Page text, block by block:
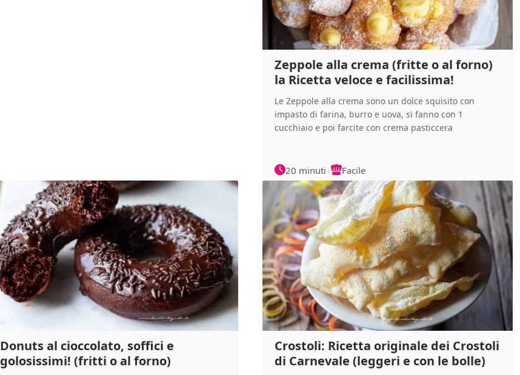
Zeppole alla crema (fritte o al forno)
la Ricetta veloce e facilissima!
Le Zeppole alla crema sono un dolce squisito con
impasto di farina, burro e uova, si fanno con 1
cucchiaio e poi farcite con crema pasticcera
20 minuti Facile
Donuts al cioccolato, soffici e
golosissimi! (fritti o al forno)
Crostoli: Ricetta originale dei Crostoli
di Carnevale (leggeri e con le bolle)